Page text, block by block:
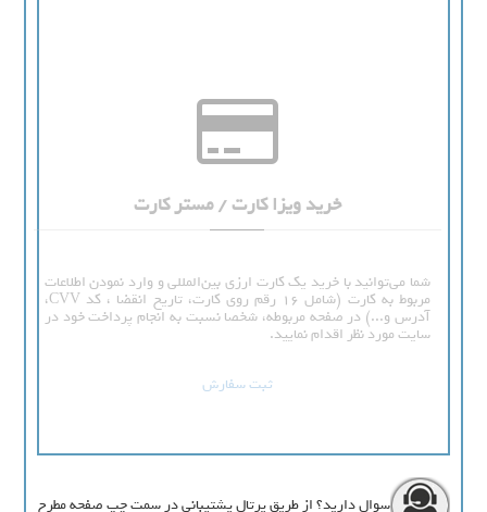
خرید ویزا کارت / مستر کارت
شما می‌توانید با خرید یک کارت ارزی بین‌المللی و وارد نمودن اطلاعات
مربوط به کارت (شامل 16 رقم روی کارت، تاریخ انقضا ، کد CVV،
آدرس و...) در صفحه مربوطه، شخصا نسبت به انجام پرداخت خود در
سایت مورد نظر اقدام نمایید.
ثبت سفارش
سوال دارید؟ از طریق پرتال پشتیبانی در سمت چپ صفحه مطرح